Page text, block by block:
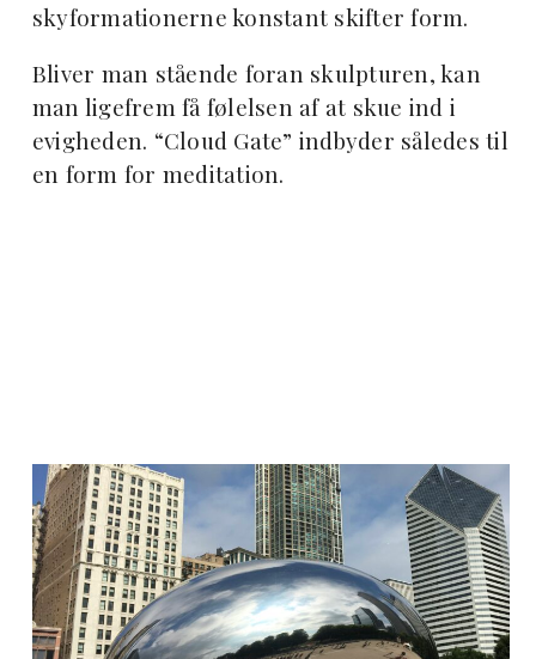
skyformationerne konstant skifter form.
Bliver man stående foran skulpturen, kan
man ligefrem få følelsen af at skue ind i
evigheden. “Cloud Gate” indbyder således til
en form for meditation.